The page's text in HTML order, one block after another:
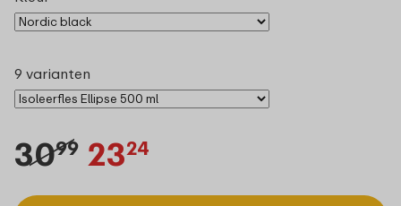
9 varianten
3099 2324